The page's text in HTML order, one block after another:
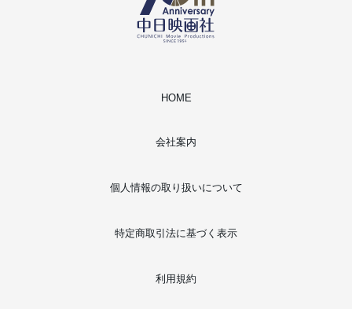
HOME
会社案内
個人情報の取り扱いについて
特定商取引法に基づく表示
利用規約